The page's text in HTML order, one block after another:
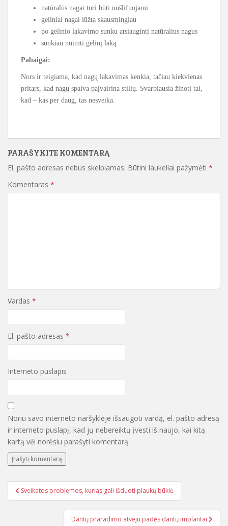
natūralūs nagai turi būti nušlifuojami
geliniai nagai lūžta skausmingiau
po gelinio lakavimo sunku atsiauginti natūralius nagus
sunkiau nuimti gelinį laką
Pabaigai:
Nors ir teigiama, kad nagų lakavimas kenkia, tačiau kiekvienas
pritars, kad nagų spalva paįvairina stilių. Svarbiausia žinoti tai,
kad – kas per daug, tas nesveika.
PARAŠYKITE KOMENTARĄ
El. pašto adresas nebus skelbiamas. Būtini laukeliai pažymėti *
Komentaras *
Vardas *
El. pašto adresas *
Interneto puslapis
Noriu savo interneto naršyklėje išsaugoti vardą, el. pašto adresą
ir interneto puslapį, kad jų nebereiktų įvesti iš naujo, kai kitą
kartą vėl norėsiu parašyti komentarą.
Navigacija tarp įrašų
Sveikatos problemos, kurias gali išduoti plaukų būklė
Dantų praradimo atveju padės dantų implantai